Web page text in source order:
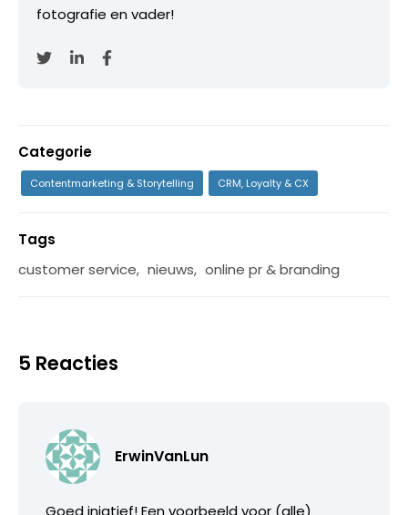
fotografie en vader!
Categorie
Contentmarketing & Storytelling CRM, Loyalty & CX
Tags
customer service, nieuws, online pr & branding
5 Reacties
ErwinVanLun
Goed iniatief! Een voorbeeld voor (alle)